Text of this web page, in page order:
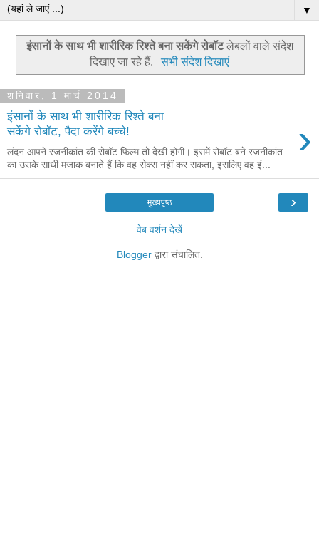
▼
इंसानों के साथ भी शारीरिक रिश्ते बना सकेंगे रोबॉटलेबलों वाले संदेश
दिखाए जा रहे हैं.
सभी संदेश दिखाएं
शनिवार, 1 मार्च 2014
इंसानों के साथ भी शारीरिक रिश्ते बना
सकेंगे रोबॉट, पैदा करेंगे बच्चे!
›
लंदन आपने रजनीकांत की रोबॉट फिल्म तो देखी होगी। इसमें रोबॉट बने रजनीकांत
का उसके साथी मजाक बनाते हैं कि वह सेक्स नहीं कर सकता, इसलिए वह इं...
›
मुख्यपृष्ठ
वेब वर्शन देखें
Bloggerद्वारा संचालित.